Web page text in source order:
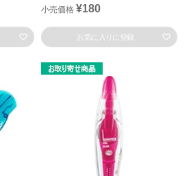
小売価格 ¥180
お気に入りに登録